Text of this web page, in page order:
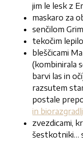
jim le lesk z
maskaro za
senčilom
tekočim
bleščicami
(kombinirala
barvi las in
razsutem
postale
in
zvezdicami,
šestkotniki…